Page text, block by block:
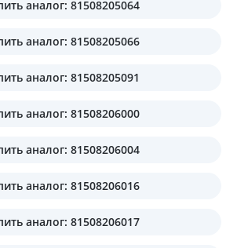
аналог: 81508205064
аналог: 81508205066
аналог: 81508205091
аналог: 81508206000
аналог: 81508206004
аналог: 81508206016
аналог: 81508206017